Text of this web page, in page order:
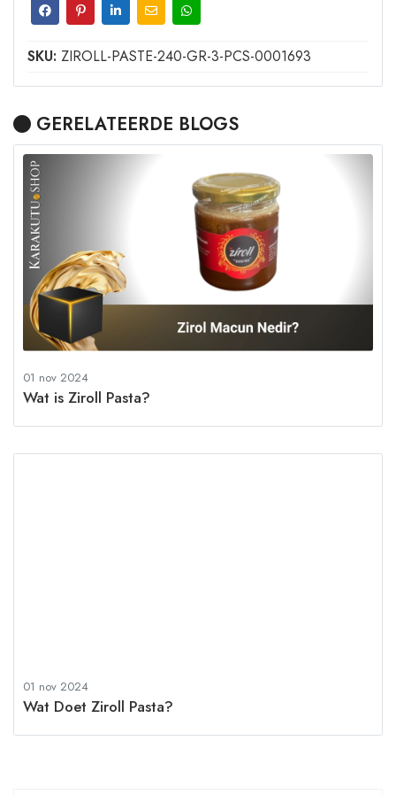
SKU: ZIROLL-PASTE-240-GR-3-PCS-0001693
GERELATEERDE BLOGS
01 nov 2024
Wat is Ziroll Pasta?
01 nov 2024
Wat Doet Ziroll Pasta?